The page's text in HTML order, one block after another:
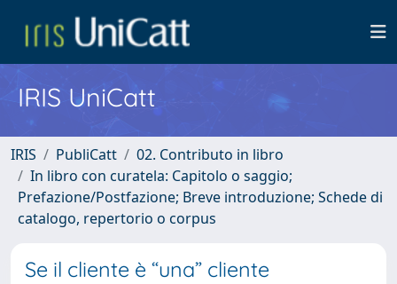
IRIS UniCatt
IRIS PubliCatt
02. Contributo in libro
In libro con curatela: Capitolo o saggio;
Prefazione/Postfazione; Breve introduzione; Schede di
catalogo, repertorio o corpus
Se il cliente è “una” cliente